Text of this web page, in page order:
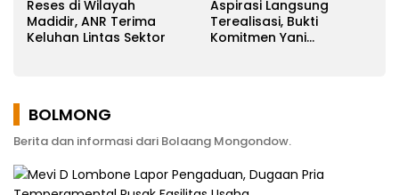
Reses di Wilayah
Madidir, ANR Terima
Keluhan Lintas Sektor
Aspirasi Langsung
Terealisasi, Bukti
Komitmen Yani
BOLMONG
Berita dan informasi dari Bolaang Mongondow.